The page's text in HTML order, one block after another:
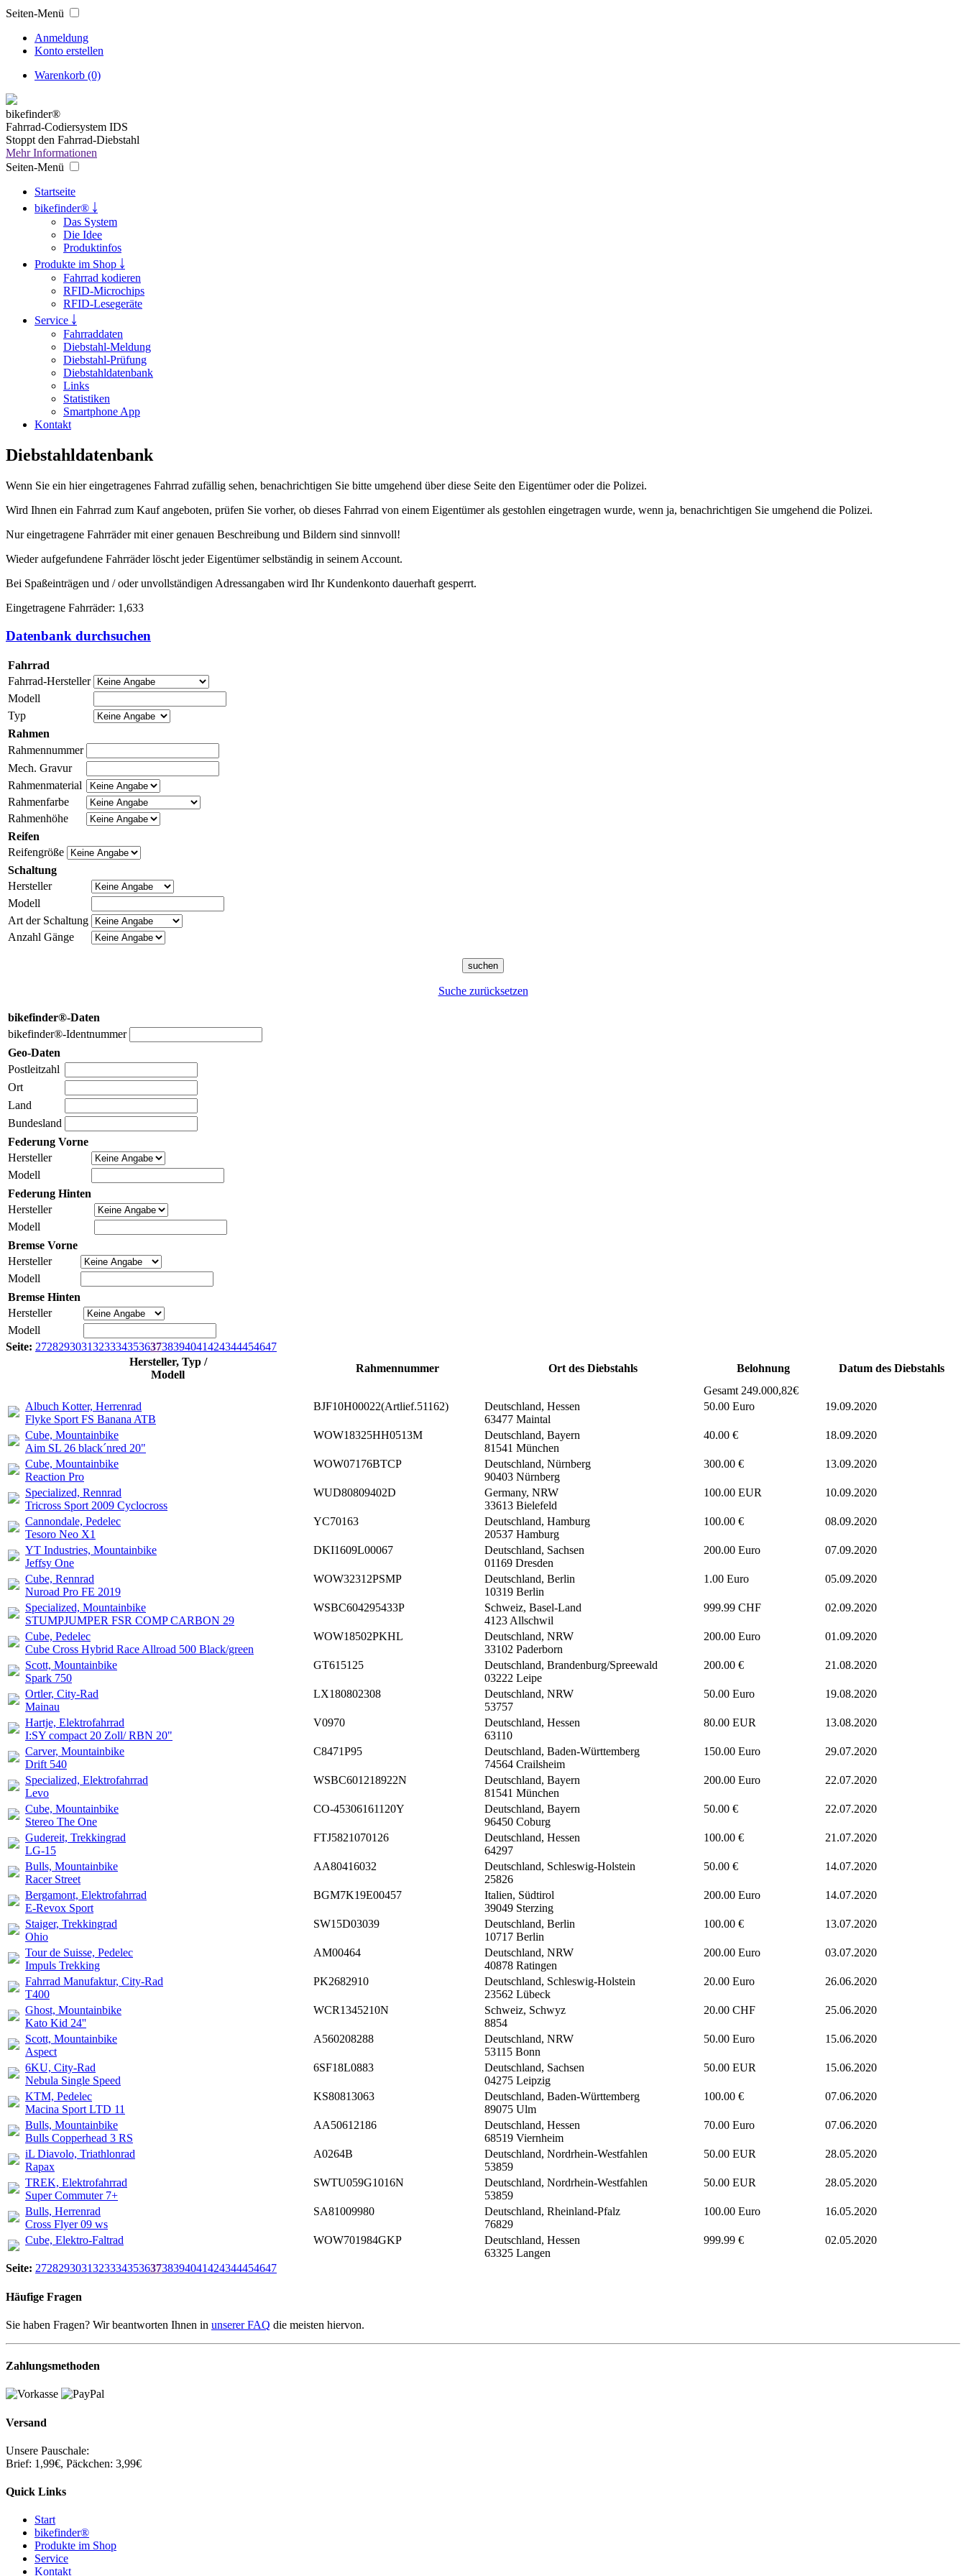
Seiten-Menü
Anmeldung
Konto erstellen
Warenkorb (0)
bikefinder®
Fahrrad-Codiersystem IDS
Stoppt den Fahrrad-Diebstahl
Mehr Informationen
Seiten-Menü
Startseite
bikefinder® ￬
Das System
Die Idee
Produktinfos
Produkte im Shop ￬
Fahrrad kodieren
RFID-Microchips
RFID-Lesegeräte
Service ￬
Fahrraddaten
Diebstahl-Meldung
Diebstahl-Prüfung
Diebstahldatenbank
Links
Statistiken
Smartphone App
Kontakt
Diebstahldatenbank
Wenn Sie ein hier eingetragenes Fahrrad zufällig sehen, benachrichtigen Sie bitte umgehend über diese Seite den Eigentümer oder die Polizei.
Wird Ihnen ein Fahrrad zum Kauf angeboten, prüfen Sie vorher, ob dieses Fahrrad von einem Eigentümer als gestohlen eingetragen wurde, wenn ja, benachrichtigen Sie umgehend die Polizei.
Nur eingetragene Fahrräder mit einer genauen Beschreibung und Bildern sind sinnvoll!
Wieder aufgefundene Fahrräder löscht jeder Eigentümer selbständig in seinem Account.
Bei Spaßeinträgen und / oder unvollständigen Adressangaben wird Ihr Kundenkonto dauerhaft gesperrt.
Eingetragene Fahrräder: 1,633
Datenbank durchsuchen
Fahrrad
Fahrrad-Hersteller
Modell
Typ
Rahmen
Rahmennummer
Mech. Gravur
Rahmenmaterial
Rahmenfarbe
Rahmenhöhe
Reifen
Reifengröße
Schaltung
Hersteller
Modell
Art der Schaltung
Anzahl Gänge
Suche zurücksetzen
bikefinder®-Daten
bikefinder®-Identnummer
Geo-Daten
Postleitzahl
Ort
Land
Bundesland
Federung Vorne
Hersteller
Modell
Federung Hinten
Hersteller
Modell
Bremse Vorne
Hersteller
Modell
Bremse Hinten
Hersteller
Modell
Seite: 272829303132333435363738394041424344454647
Hersteller, Typ /
Modell
Rahmennummer Ort des Diebstahls Belohnung
Datum des Diebstahls
Gesamt 249.000,82€
Albuch Kotter, Herrenrad
Flyke Sport FS Banana ATB
BJF10H00022(Artlief.51162)
Deutschland, Hessen
63477 Maintal
50.00 Euro 19.09.2020
Cube, Mountainbike
Aim SL 26 black´nred 20"
WOW18325HH0513M
Deutschland, Bayern
81541 München
40.00 € 18.09.2020
Cube, Mountainbike
Reaction Pro
WOW07176BTCP
Deutschland, Nürnberg
90403 Nürnberg
300.00 € 13.09.2020
Specialized, Rennrad
Tricross Sport 2009 Cyclocross
WUD80809402D
Germany, NRW
33613 Bielefeld
100.00 EUR 10.09.2020
Cannondale, Pedelec
Tesoro Neo X1
YC70163
Deutschland, Hamburg
20537 Hamburg
100.00 € 08.09.2020
YT Industries, Mountainbike
Jeffsy One
DKI1609L00067
Deutschland, Sachsen
01169 Dresden
200.00 Euro 07.09.2020
Cube, Rennrad
Nuroad Pro FE 2019
WOW32312PSMP
Deutschland, Berlin
10319 Berlin
1.00 Euro 05.09.2020
Specialized, Mountainbike
STUMPJUMPER FSR COMP CARBON 29
WSBC604295433P
Schweiz, Basel-Land
4123 Allschwil
999.99 CHF 02.09.2020
Cube, Pedelec
Cube Cross Hybrid Race Allroad 500 Black/green
WOW18502PKHL
Deutschland, NRW
33102 Paderborn
200.00 Euro 01.09.2020
Scott, Mountainbike
Spark 750
GT615125
Deutschland, Brandenburg/Spreewald
03222 Leipe
200.00 € 21.08.2020
Ortler, City-Rad
Mainau
LX180802308
Deutschland, NRW
53757
50.00 Euro 19.08.2020
Hartje, Elektrofahrrad
I:SY compact 20 Zoll/ RBN 20"
V0970
Deutschland, Hessen
63110
80.00 EUR 13.08.2020
Carver, Mountainbike
Drift 540
C8471P95
Deutschland, Baden-Württemberg
74564 Crailsheim
150.00 Euro 29.07.2020
Specialized, Elektrofahrrad
Levo
WSBC601218922N
Deutschland, Bayern
81541 München
200.00 Euro 22.07.2020
Cube, Mountainbike
Stereo The One
CO-45306161120Y
Deutschland, Bayern
96450 Coburg
50.00 € 22.07.2020
Gudereit, Trekkingrad
LG-15
FTJ5821070126
Deutschland, Hessen
64297
100.00 € 21.07.2020
Bulls, Mountainbike
Racer Street
AA80416032
Deutschland, Schleswig-Holstein
25826
50.00 € 14.07.2020
Bergamont, Elektrofahrrad
E-Revox Sport
BGM7K19E00457
Italien, Südtirol
39049 Sterzing
200.00 Euro 14.07.2020
Staiger, Trekkingrad
Ohio
SW15D03039
Deutschland, Berlin
10717 Berlin
100.00 € 13.07.2020
Tour de Suisse, Pedelec
Impuls Trekking
AM00464
Deutschland, NRW
40878 Ratingen
200.00 Euro 03.07.2020
Fahrrad Manufaktur, City-Rad
T400
PK2682910
Deutschland, Schleswig-Holstein
23562 Lübeck
20.00 Euro 26.06.2020
Ghost, Mountainbike
Kato Kid 24''
WCR1345210N
Schweiz, Schwyz
8854
20.00 CHF 25.06.2020
Scott, Mountainbike
Aspect
A560208288
Deutschland, NRW
53115 Bonn
50.00 Euro 15.06.2020
6KU, City-Rad
Nebula Single Speed
6SF18L0883
Deutschland, Sachsen
04275 Leipzig
50.00 EUR 15.06.2020
KTM, Pedelec
Macina Sport LTD 11
KS80813063
Deutschland, Baden-Württemberg
89075 Ulm
100.00 € 07.06.2020
Bulls, Mountainbike
Bulls Copperhead 3 RS
AA50612186
Deutschland, Hessen
68519 Viernheim
70.00 Euro 07.06.2020
iL Diavolo, Triathlonrad
Rapax
A0264B
Deutschland, Nordrhein-Westfahlen
53859
50.00 EUR 28.05.2020
TREK, Elektrofahrrad
Super Commuter 7+
SWTU059G1016N
Deutschland, Nordrhein-Westfahlen
53859
50.00 EUR 28.05.2020
Bulls, Herrenrad
Cross Flyer 09 ws
SA81009980
Deutschland, Rheinland-Pfalz
76829
100.00 Euro 16.05.2020
Cube, Elektro-Faltrad WOW701984GKP
Deutschland, Hessen
63325 Langen
999.99 € 02.05.2020
Seite: 272829303132333435363738394041424344454647
Häufige Fragen
Sie haben Fragen? Wir beantworten Ihnen in unserer FAQ die meisten hiervon.
Zahlungsmethoden
Versand
Unsere Pauschale:
Brief: 1,99€, Päckchen: 3,99€
Quick Links
Start
bikefinder®
Produkte im Shop
Service
Kontakt